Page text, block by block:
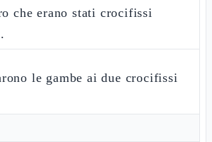
che erano stati crocifissi
le gambe ai due crocifissi